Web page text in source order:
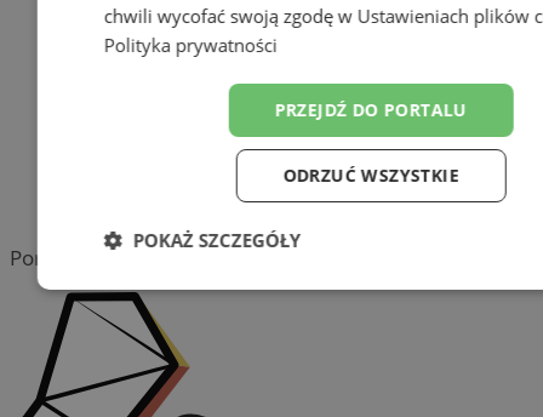
reklama
Tworzenie stron www -
Portal należy do sieci
chwili wycofać swoją zgodę w Ustawieniach plików
Polityka prywatności
PRZEJDŹ DO PORTALU
ODRZUĆ WSZYSTKIE
POKAŻ SZCZEGÓŁY
Niezbędne Wydajność
Funkcjonalność